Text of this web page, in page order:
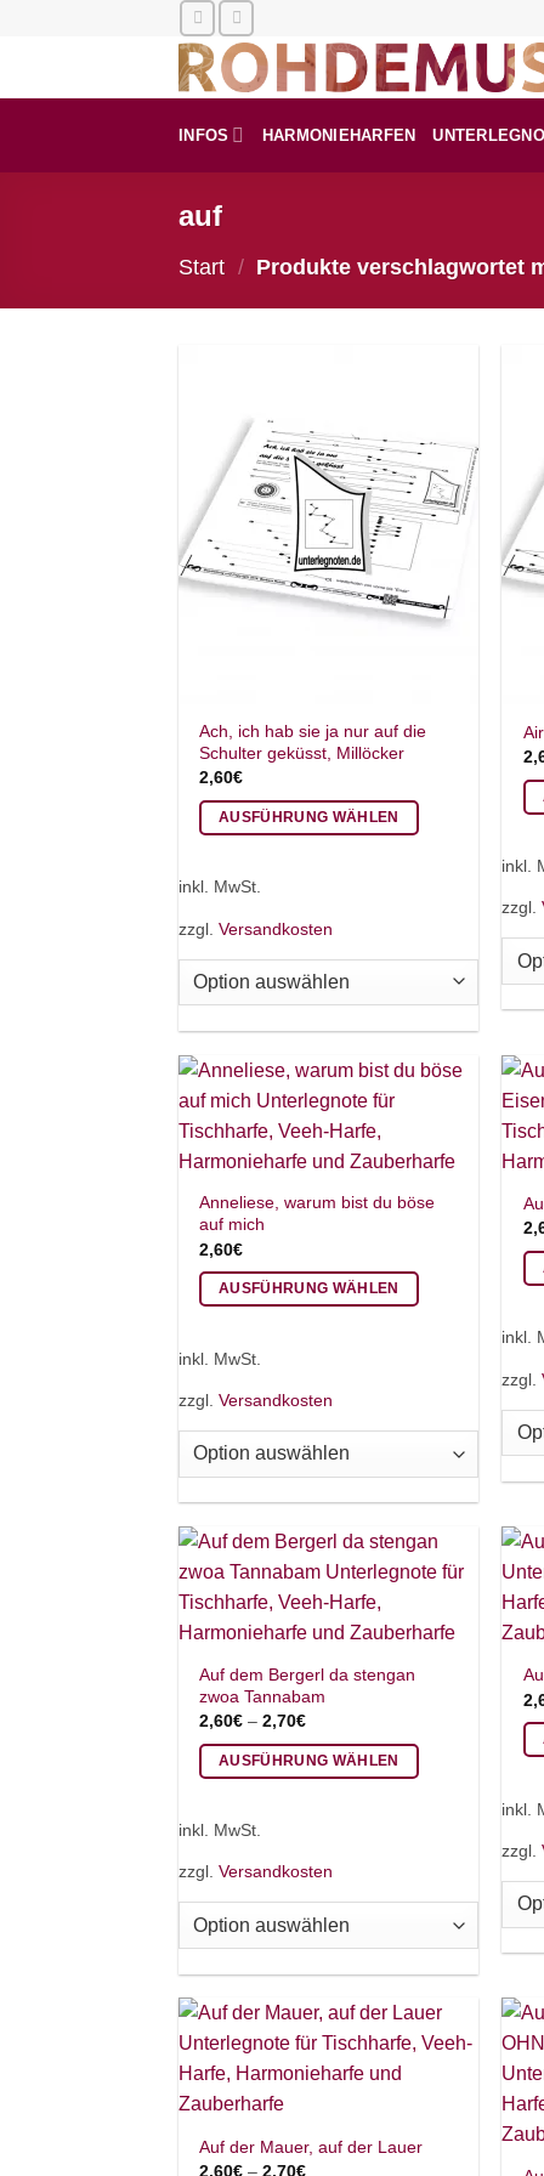
INFOS HARMONIEHARFEN
auf
Start / Produkte verschlagwortet
Ach, ich hab sie ja nur auf die
Schulter geküsst, Millöcker
2,60€
AUSFÜHRUNG WÄHLEN
mehrere
Varianten
auf.
können
auf
der
Produktseite
werden
inkl. MwSt.
zzgl. Versandkosten
auf
inkl.
zzgl.
Anneliese, warum bist du böse
auf mich
2,60€
AUSFÜHRUNG WÄHLEN
mehrere
Varianten
auf.
können
auf
der
Produktseite
werden
inkl. MwSt.
zzgl. Versandkosten
auf
inkl.
zzgl.
Auf dem Bergerl da stengan
zwoa Tannabam
2,60€ –2,70€
AUSFÜHRUNG WÄHLEN
mehrere
Varianten
auf.
können
auf
der
Produktseite
werden
inkl. MwSt.
zzgl. Versandkosten
auf
inkl.
zzgl.
Auf der Mauer, auf der Lauer
2,60€ –2,70€